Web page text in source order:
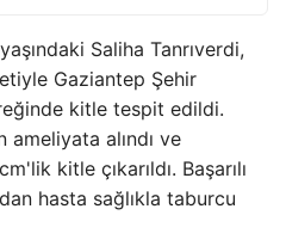
Saliha Tanrıverdi,
Gaziantep Şehir
kitle tespit edildi.
alındı ​​ve
kitle çıkarıldı. Başarılı
hasta sağlıkla taburcu